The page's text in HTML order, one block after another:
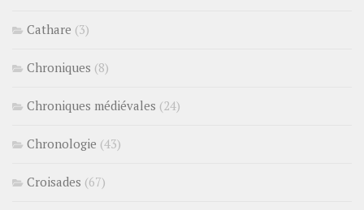
Cathare (3)
Chroniques (8)
Chroniques médiévales (24)
Chronologie (43)
Croisades (67)